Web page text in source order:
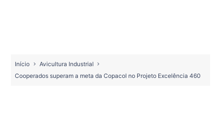
Início
Avicultura Industrial
Cooperados superam a meta da Copacol no Projeto Excelência 460